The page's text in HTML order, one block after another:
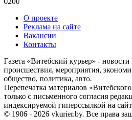
О проекте
Реклама на сайте
Вакансии
Контакты
Газета «Витебский курьер» -
происшествия, мероприятия,
общество, политика, авто.
Перепечатка материалов
только с письменного согласия
индексируемой гиперссылкой на
© 1906 - 2026 vkurier.by. Все права